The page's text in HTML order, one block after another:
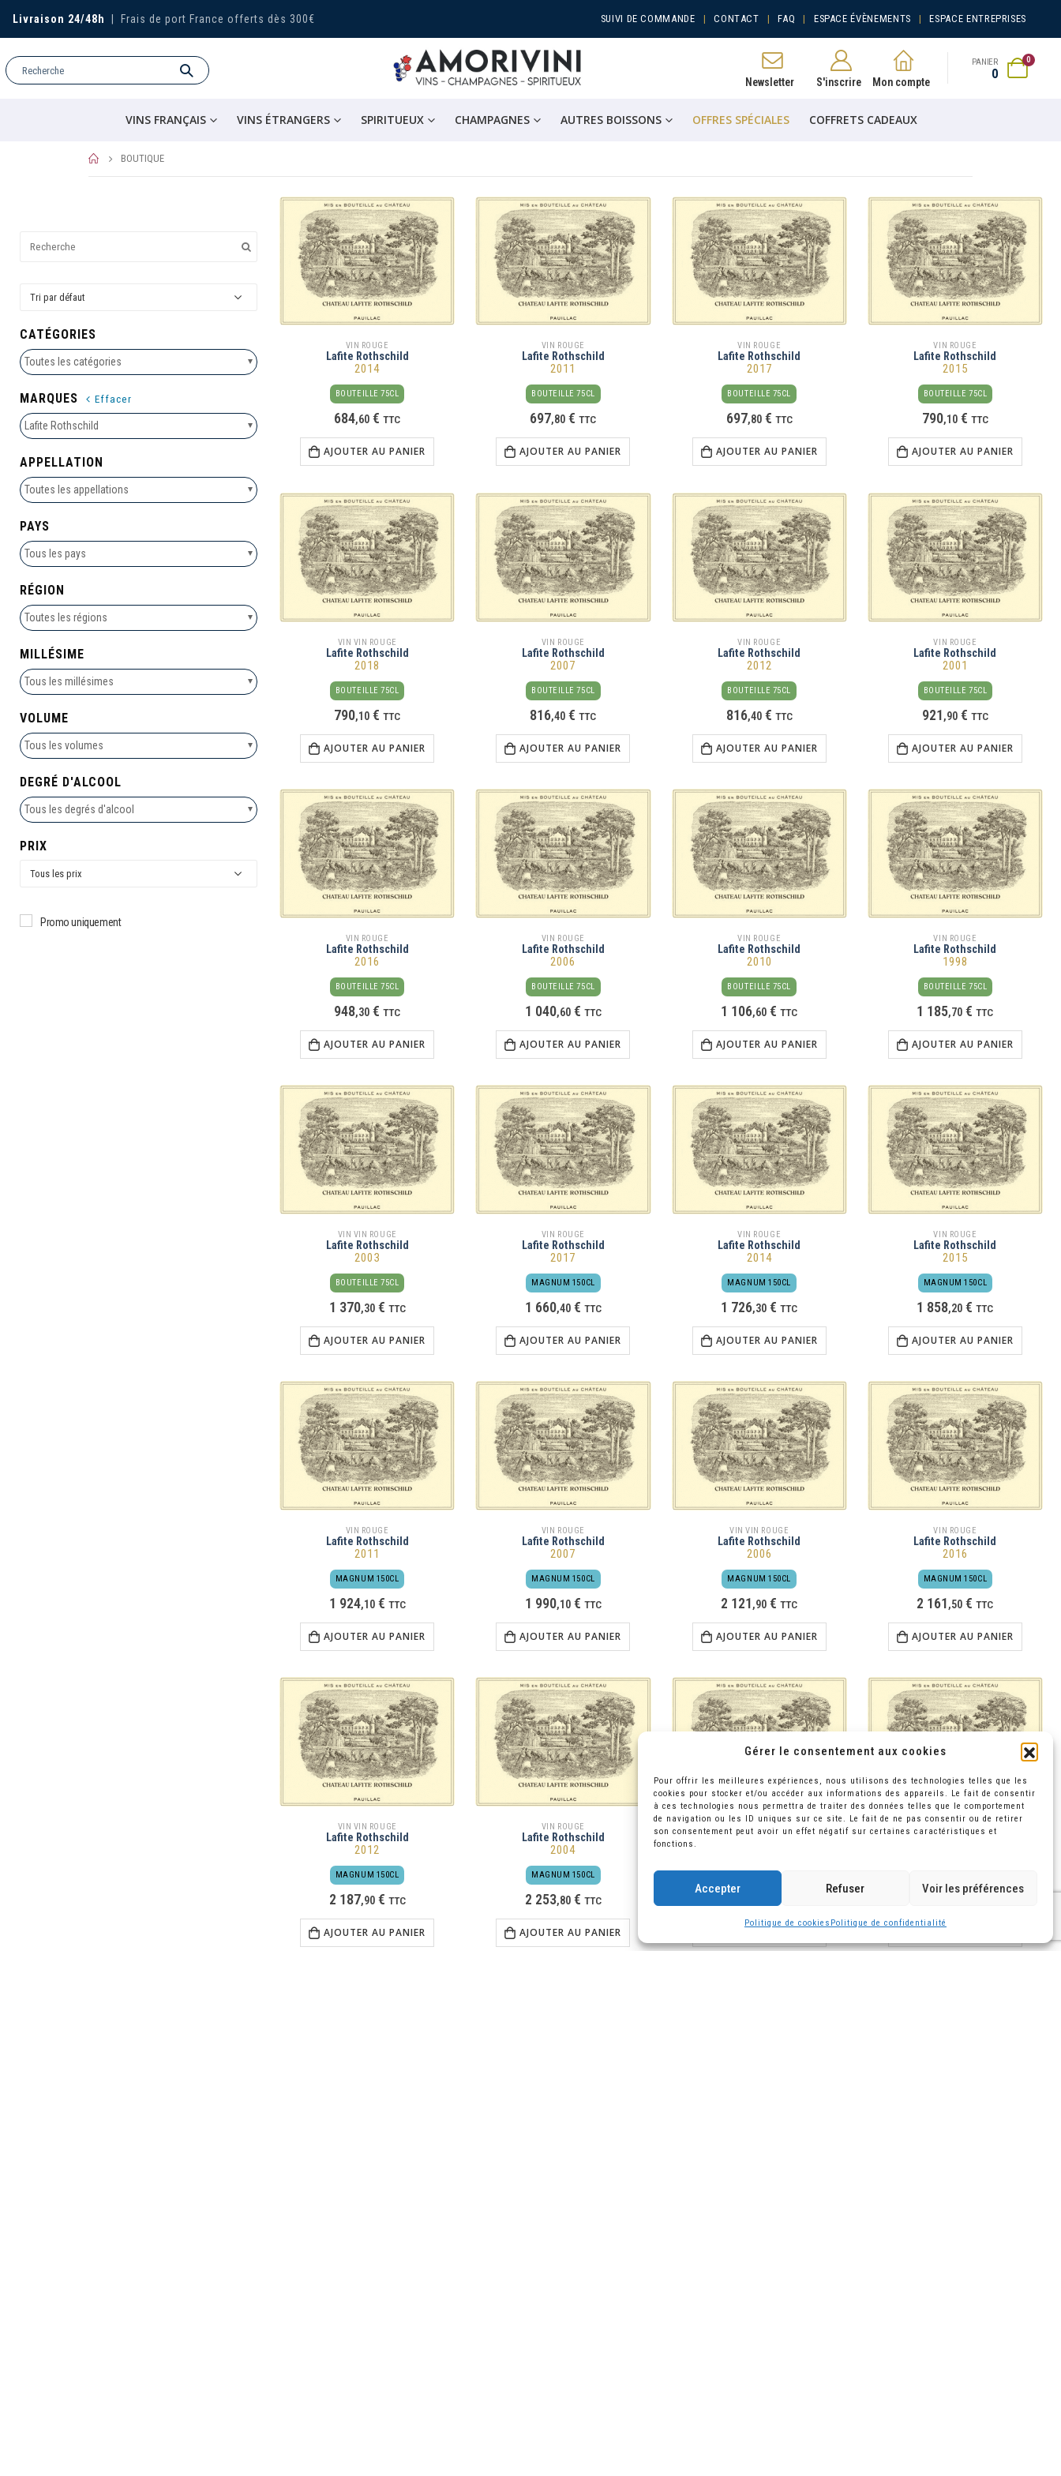
Gérer le consentement aux cookies
Pour offrir les meilleures expériences, nous utilisons des technologies telles que les
cookies pour stocker et/ou accéder aux informations des appareils. Le fait de consentir
à ces technologies nous permettra de traiter des données telles que le comportement
de navigation ou les ID uniques sur ce site. Le fait de ne pas consentir ou de retirer
son consentement peut avoir un effet négatif sur certaines caractéristiques et
fonctions.
Accepter Refuser Voir les préférences
Politique de cookies Politique de confidentialité
Livraison 24/48h Frais de port France offerts dès 300€ SUIVI DE COMMANDE CONTACT FAQ ESPACE ÉVÈNEMENTS ESPACE ENTREPRISES
Newsletter S'inscrire Mon compte
0
PANIER
0
VINS FRANÇAIS VINS ÉTRANGERS SPIRITUEUX CHAMPAGNES AUTRES BOISSONS OFFRES SPÉCIALES COFFRETS CADEAUX
BOUTIQUE
VIN ROUGE
Lafite Rothschild
2014
BOUTEILLE 75CL
684,60 € TTC
AJOUTER AU PANIER
VIN ROUGE
Lafite Rothschild
2011
BOUTEILLE 75CL
697,80 € TTC
AJOUTER AU PANIER
VIN ROUGE
Lafite Rothschild
2017
BOUTEILLE 75CL
697,80 € TTC
AJOUTER AU PANIER
VIN ROUGE
Lafite Rothschild
2015
BOUTEILLE 75CL
790,10 € TTC
AJOUTER AU PANIER
VIN VIN ROUGE
Lafite Rothschild
2018
BOUTEILLE 75CL
790,10 € TTC
AJOUTER AU PANIER
VIN ROUGE
Lafite Rothschild
2007
BOUTEILLE 75CL
816,40 € TTC
AJOUTER AU PANIER
VIN ROUGE
Lafite Rothschild
2012
BOUTEILLE 75CL
816,40 € TTC
AJOUTER AU PANIER
VIN ROUGE
Lafite Rothschild
2001
BOUTEILLE 75CL
921,90 € TTC
AJOUTER AU PANIER
VIN ROUGE
Lafite Rothschild
2016
BOUTEILLE 75CL
948,30 € TTC
AJOUTER AU PANIER
VIN ROUGE
Lafite Rothschild
2006
BOUTEILLE 75CL
1 040,60 € TTC
AJOUTER AU PANIER
VIN ROUGE
Lafite Rothschild
2010
BOUTEILLE 75CL
1 106,60 € TTC
AJOUTER AU PANIER
VIN ROUGE
Lafite Rothschild
1998
BOUTEILLE 75CL
1 185,70 € TTC
AJOUTER AU PANIER
VIN VIN ROUGE
Lafite Rothschild
2003
BOUTEILLE 75CL
1 370,30 € TTC
AJOUTER AU PANIER
VIN ROUGE
Lafite Rothschild
2017
MAGNUM 150CL
1 660,40 € TTC
AJOUTER AU PANIER
VIN ROUGE
Lafite Rothschild
2014
MAGNUM 150CL
1 726,30 € TTC
AJOUTER AU PANIER
VIN ROUGE
Lafite Rothschild
2015
MAGNUM 150CL
1 858,20 € TTC
AJOUTER AU PANIER
VIN ROUGE
Lafite Rothschild
2011
MAGNUM 150CL
1 924,10 € TTC
AJOUTER AU PANIER
VIN ROUGE
Lafite Rothschild
2007
MAGNUM 150CL
1 990,10 € TTC
AJOUTER AU PANIER
VIN VIN ROUGE
Lafite Rothschild
2006
MAGNUM 150CL
2 121,90 € TTC
AJOUTER AU PANIER
VIN ROUGE
Lafite Rothschild
2016
MAGNUM 150CL
2 161,50 € TTC
AJOUTER AU PANIER
VIN VIN ROUGE
Lafite Rothschild
2012
MAGNUM 150CL
2 187,90 € TTC
AJOUTER AU PANIER
VIN ROUGE
Lafite Rothschild
2004
MAGNUM 150CL
2 253,80 € TTC
AJOUTER AU PANIER
VIN ROUGE
Lafite Rothschild
MAGNUM 150CL
2 504 TTC
VIN ROUGE
Lafite Rothschild
CATÉGORIES
Toutes les catégories
MARQUES Effacer
Lafite Rothschild
APPELLATION
Toutes les appellations
PAYS
Tous les pays
RÉGION
Toutes les régions
MILLÉSIME
Tous les millésimes
VOLUME
Tous les volumes
DEGRÉ D'ALCOOL
Tous les degrés d'alcool
PRIX
Promo uniquement